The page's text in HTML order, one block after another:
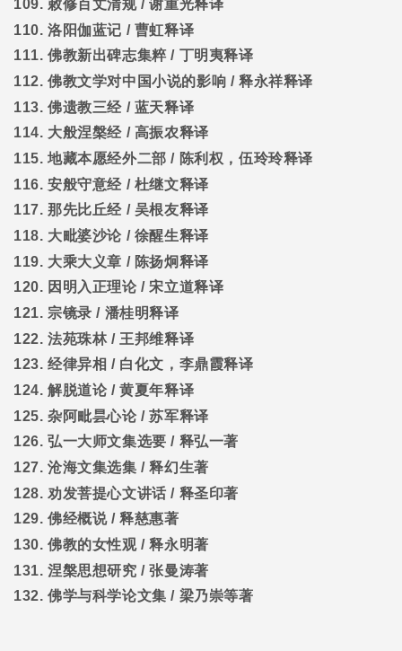
109. 敕修百丈清规/谢重光释译
110. 洛阳伽蓝记 / 曹虹释译
111. 佛教新出碑志集粹/ 丁明夷释译
112. 佛教文学对中国小说的影响 /释永祥释译
113. 佛遗教三经 / 蓝天释译
114. 大般涅槃经 / 高振农释译
115. 地藏本愿经外二部 / 陈利权，伍玲玲释译
116. 安般守意经 / 杜继文释译
117. 那先比丘经 / 吴根友释译
118. 大毗婆沙论 / 徐醒生释译
119. 大乘大义章 / 陈扬炯释译
120. 因明入正理论/宋立道释译
121. 宗镜录 / 潘桂明释译
122. 法苑珠林/ 王邦维释译
123. 经律异相 / 白化文，李鼎霞释译
124. 解脱道论/黄夏年释译
125. 杂阿毗昙心论/苏军释译
126. 弘一大师文集选要 / 释弘一著
127. 沧海文集选集 /释幻生著
128. 劝发菩提心文讲话 / 释圣印著
129. 佛经概说/释慈惠著
130. 佛教的女性观/释永明著
131. 涅槃思想研究 /张曼涛著
132. 佛学与科学论文集 / 梁乃崇等著